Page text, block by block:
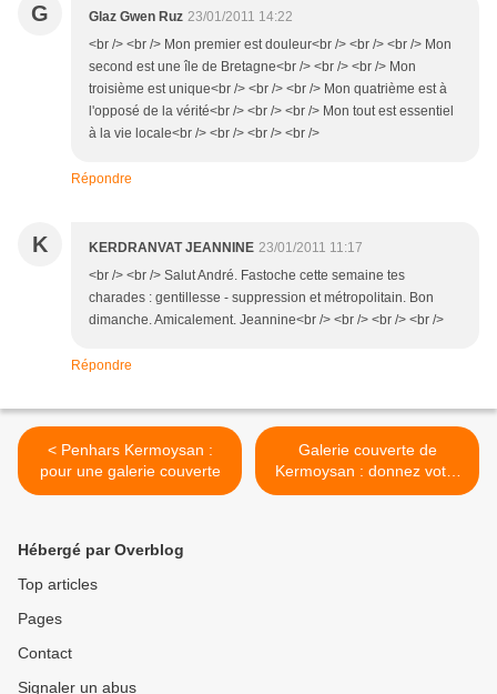
G Glaz Gwen Ruz 23/01/2011 14:22
<br /> <br /> Mon premier est douleur<br /> <br /> <br /> Mon
second est une île de Bretagne<br /> <br /> <br /> Mon
troisième est unique<br /> <br /> <br /> Mon quatrième est à
l'opposé de la vérité<br /> <br /> <br /> Mon tout est essentiel
à la vie locale<br /> <br /> <br /> <br />
Répondre
K KERDRANVAT JEANNINE 23/01/2011 11:17
<br /> <br /> Salut André. Fastoche cette semaine tes
charades : gentillesse - suppression et métropolitain. Bon
dimanche. Amicalement. Jeannine<br /> <br /> <br /> <br />
Répondre
< Penhars Kermoysan :
pour une galerie couverte
Galerie couverte de
Kermoysan : donnez votre
avis >
Hébergé par Overblog
Top articles
Pages
Contact
Signaler un abus